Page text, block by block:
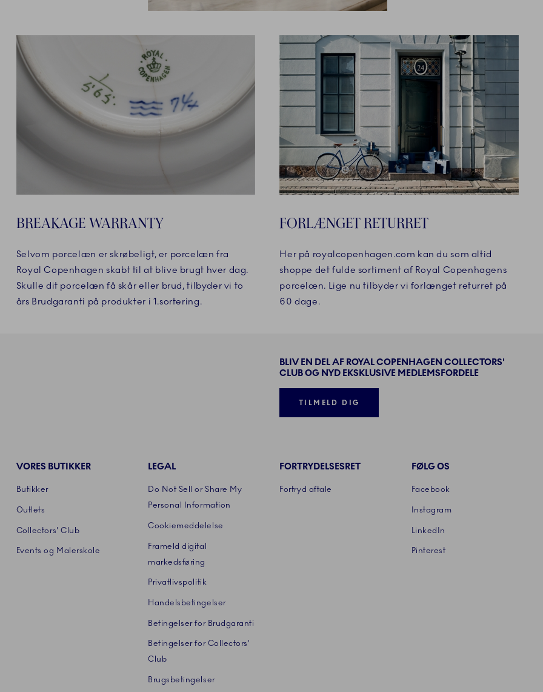
BREAKAGE WARRANTY
Selvom porcelæn er skrøbeligt, er porcelæn fra
Royal Copenhagen skabt til at blive brugt hver dag.
Skulle dit porcelæn få skår eller brud, tilbyder vi to
års Brudgaranti på produkter i 1.sortering.
FORLÆNGET RETURRET
Her på royalcopenhagen.com kan du som altid
shoppe det fulde sortiment af Royal Copenhagens
porcelæn. Lige nu tilbyder vi forlænget returret på
60 dage.
BLIV EN DEL AF ROYAL COPENHAGEN COLLECTORS'
CLUB OG NYD EKSKLUSIVE MEDLEMSFORDELE
TILMELD DIG
VORES BUTIKKER
Butikker
Outlets
Collectors' Club
Events og Malerskole
LEGAL
Do Not Sell or Share My
Personal Information
Cookiemeddelelse
Frameld digital
markedsføring
Privatlivspolitik
Handelsbetingelser
Betingelser for Brudgaranti
Betingelser for Collectors'
Club
Brugsbetingelser
FORTRYDELSESRET
Fortryd aftale
FØLG OS
Facebook
Instagram
LinkedIn
Pinterest